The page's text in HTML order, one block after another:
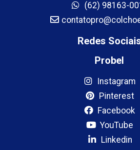
(62) 98163-
Redes
Probel
Instagram
Pinterest
Facebook
YouTube
Linkedin